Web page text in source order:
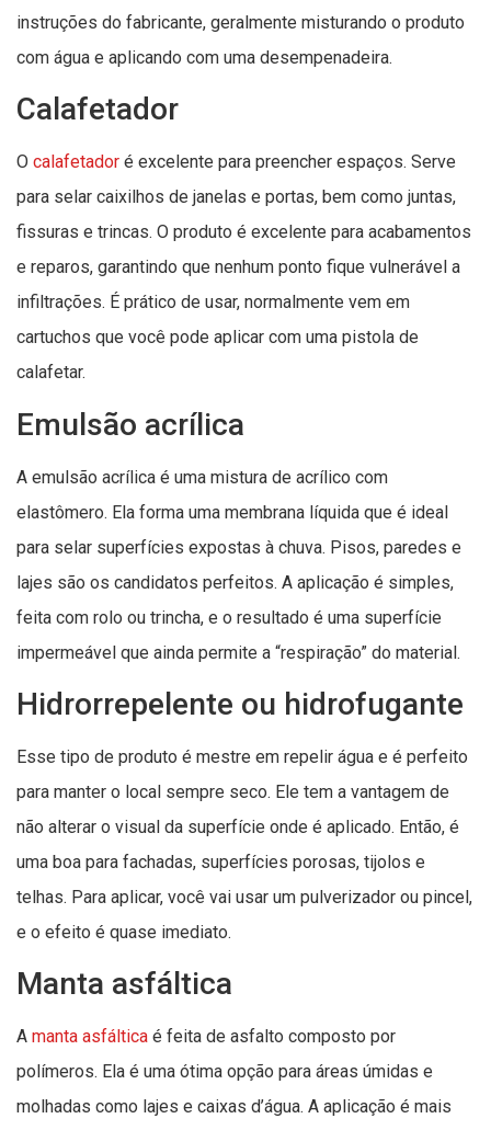
instruções do fabricante, geralmente misturando o produto
com água e aplicando com uma desempenadeira.
Calafetador
O calafetador é excelente para preencher espaços. Serve
para selar caixilhos de janelas e portas, bem como juntas,
fissuras e trincas. O produto é excelente para acabamentos
e reparos, garantindo que nenhum ponto fique vulnerável a
infiltrações. É prático de usar, normalmente vem em
cartuchos que você pode aplicar com uma pistola de
calafetar.
Emulsão acrílica
A emulsão acrílica é uma mistura de acrílico com
elastômero. Ela forma uma membrana líquida que é ideal
para selar superfícies expostas à chuva. Pisos, paredes e
lajes são os candidatos perfeitos. A aplicação é simples,
feita com rolo ou trincha, e o resultado é uma superfície
impermeável que ainda permite a “respiração” do material.
Hidrorrepelente ou hidrofugante
Esse tipo de produto é mestre em repelir água e é perfeito
para manter o local sempre seco. Ele tem a vantagem de
não alterar o visual da superfície onde é aplicado. Então, é
uma boa para fachadas, superfícies porosas, tijolos e
telhas. Para aplicar, você vai usar um pulverizador ou pincel,
e o efeito é quase imediato.
Manta asfáltica
A manta asfáltica é feita de asfalto composto por
polímeros. Ela é uma ótima opção para áreas úmidas e
molhadas como lajes e caixas d’água. A aplicação é mais